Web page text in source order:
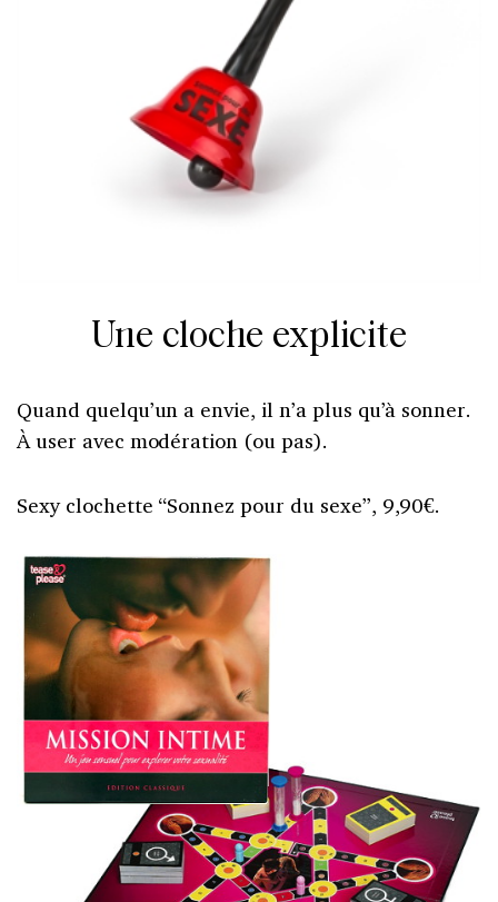
Une cloche explicite
Quand quelqu’un a envie, il n’a plus qu’à sonner.
À user avec modération (ou pas).
Sexy clochette “Sonnez pour du sexe”, 9,90€.